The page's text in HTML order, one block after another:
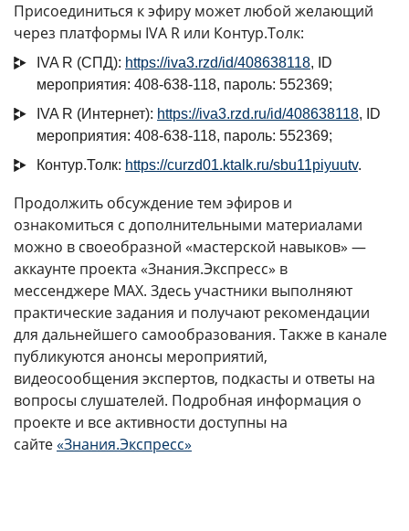
Присоединиться к эфиру может любой желающий
через платформы IVA R или Контур.Толк:
IVA R (СПД): https://iva3.rzd/id/408638118, ID
мероприятия: 408-638-118, пароль: 552369;
IVA R (Интернет): https://iva3.rzd.ru/id/408638118, ID
мероприятия: 408-638-118, пароль: 552369;
Контур.Толк: https://curzd01.ktalk.ru/sbu11piyuutv.
Продолжить обсуждение тем эфиров и
ознакомиться с дополнительными материалами
можно в своеобразной «мастерской навыков» —
аккаунте проекта «Знания.Экспресс» в
мессенджере MAX. Здесь участники выполняют
практические задания и получают рекомендации
для дальнейшего самообразования. Также в канале
публикуются анонсы мероприятий,
видеосообщения экспертов, подкасты и ответы на
вопросы слушателей. Подробная информация о
проекте и все активности доступны на
сайте«Знания.Экспресс»